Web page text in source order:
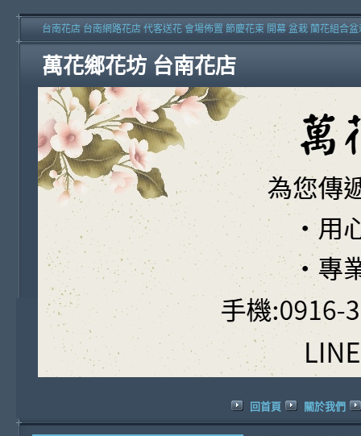
萬花鄉花坊 台南花店
台南花店 台南網路花店 代客送花 會場佈置 節慶花束 開幕 盆栽 蘭花組合
回首頁 關於我們